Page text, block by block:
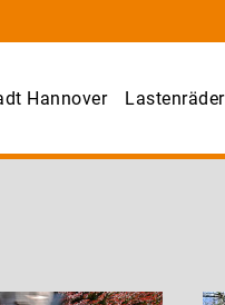
Hannover Lastenräder